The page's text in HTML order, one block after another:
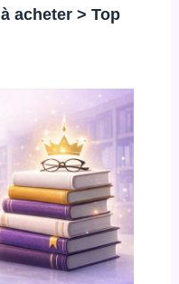
acheter > Top